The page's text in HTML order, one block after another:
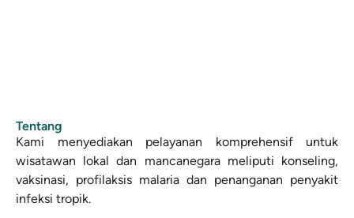
Tentang
Kami menyediakan pelayanan komprehensif untuk
wisatawan lokal dan mancanegara meliputi konseling,
vaksinasi, profilaksis malaria dan penanganan penyakit
infeksi tropik.